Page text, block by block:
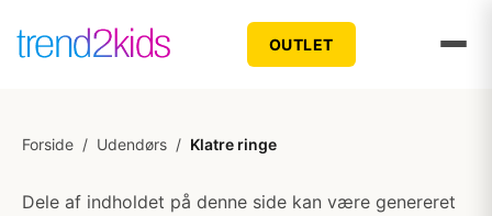
OUTLET
Forside / Udendørs / Klatre ringe
Dele af indholdet på denne side kan være genereret